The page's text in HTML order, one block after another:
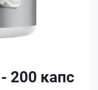
200 капс